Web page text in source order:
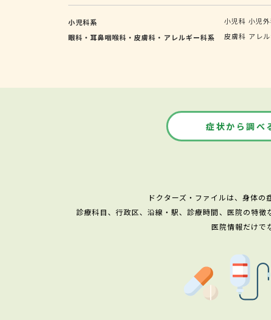
小児科系 小児科 小児
眼科・耳鼻咽喉科・皮膚科・アレルギー科系
皮膚科 アレ
症状から調べ
ドクターズ・ファイルは、身体
診療科目、行政区、沿線・駅、診療時間、医院の特
医院情報だけで